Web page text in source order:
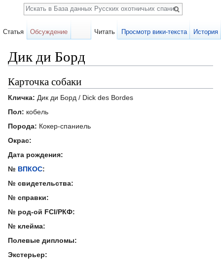
Дик ди Борд
Карточка собаки
Кличка: Дик ди Борд / Dick des Bordes
Пол: кобель
Порода: Кокер-спаниель
Окрас:
Дата рождения:
№ ВПКОС:
№ свидетельства:
№ справки:
№ род-ой FCI/РКФ:
№ клейма:
Полевые дипломы:
Экстерьер:
Статья Обсуждение Читать Просмотр вики-текста История
Поиск